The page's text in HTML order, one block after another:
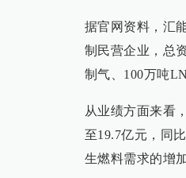
据官网资料，汇
制民营企业，总
制气、100万吨
从业绩方面来看
至19.7亿元，同
生燃料需求的增